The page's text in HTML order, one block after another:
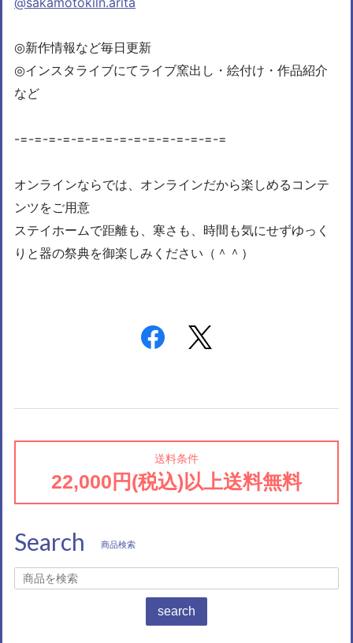
◎新作情報など毎日更新
◎インスタライブにてライブ窯出し・絵付け・作品紹介
など
-=-=-=-=-=-=-=-=-=-=-=-=-=-=-=
オンラインならでは、オンラインだから楽しめるコンテ
ンツをご用意
ステイホームで距離も、寒さも、時間も気にせずゆっく
りと器の祭典を御楽しみください（＾＾）
送料条件
22,000円(税込)以上送料無料
Search 商品検索
search